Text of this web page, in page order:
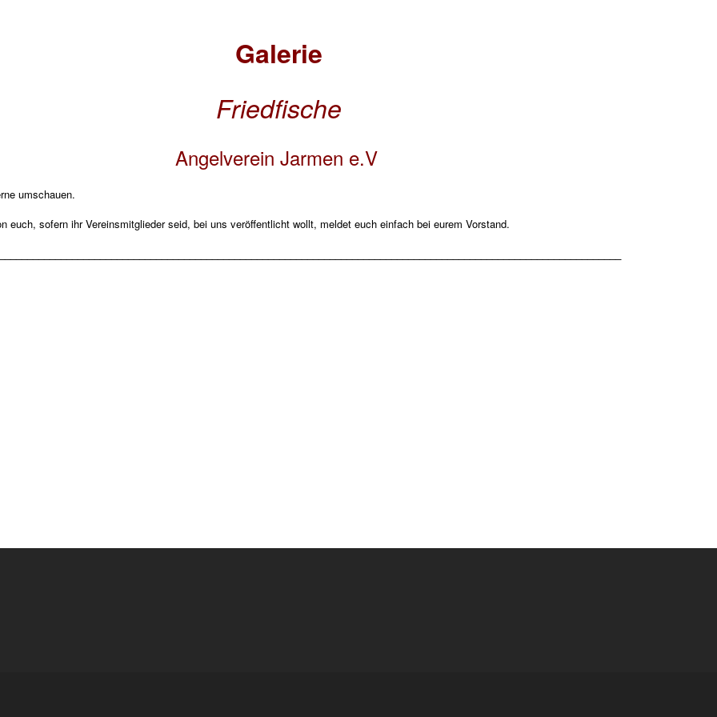
Galerie
Friedfische
Angelverein Jarmen e.V
umschauen.
euch, sofern ihr Vereinsmitglieder seid, bei uns veröffentlicht wollt, meldet euch einfach bei eurem Vorstand.